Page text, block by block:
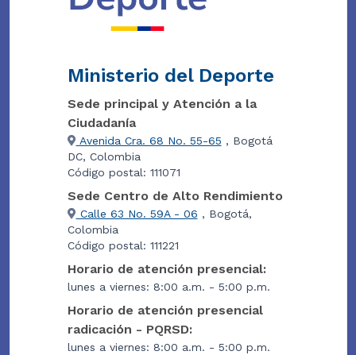
Ministerio del Deporte
Sede principal y Atención a la
Ciudadanía
Avenida Cra. 68 No. 55-65 , Bogotá
DC, Colombia
Código postal: 111071
Sede Centro de Alto Rendimiento
Calle 63 No. 59A - 06 , Bogotá,
Colombia
Código postal: 111221
Horario de atención presencial:
lunes a viernes: 8:00 a.m. - 5:00 p.m.
Horario de atención presencial
radicación - PQRSD:
lunes a viernes: 8:00 a.m. - 5:00 p.m.